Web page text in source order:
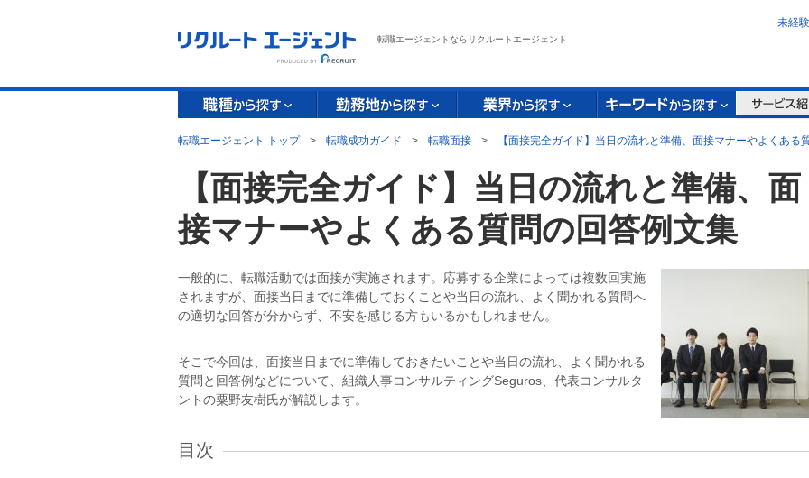
転職エージェントならリクルートエージェント
未経
転職エージェント トップ > 転職成功ガイド > 転職面接 > 【面接完全ガイド】当日の流れと準備、面接マナーやよくある
【面接完全ガイド】当日の流れと準備、面
接マナーやよくある質問の回答例文集
一般的に、転職活動では面接が実施されます。応募する企業によっては複数回実施
されますが、面接当日までに準備しておくことや当日の流れ、よく聞かれる質問へ
の適切な回答が分からず、不安を感じる方もいるかもしれません。
そこで今回は、面接当日までに準備しておきたいことや当日の流れ、よく聞かれる
質問と回答例などについて、組織人事コンサルティングSeguros、代表コンサルタ
ントの粟野友樹氏が解説します。
目次